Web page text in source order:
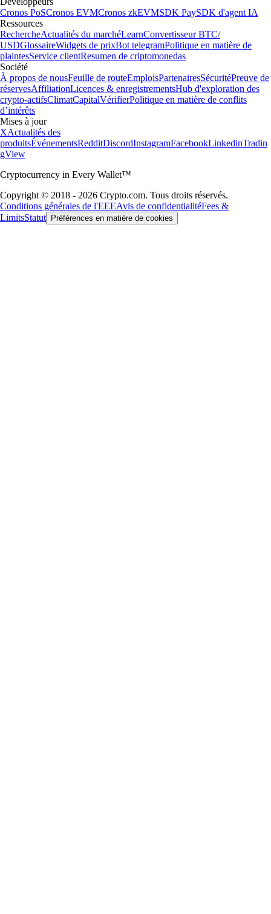
Cronos PoSCronos EVMCronos zkEVMSDK PaySDK d'agent IA
Ressources
RechercheActualités du marchéLearnConvertisseur BTC/
USDGlossaireWidgets de prixBot telegramPolitique en matière de
plaintesService clientResumen de criptomonedas
Société
À propos de nousFeuille de routeEmploisPartenairesSécuritéPreuve de
réservesAffiliationLicences & enregistrementsHub d'exploration des
crypto-actifsClimatCapitalVérifierPolitique en matière de conflits
d’intérêts
Mises à jour
XActualités des
produitsÉvénementsRedditDiscordInstagramFacebookLinkedinTradin
gView
Cryptocurrency in Every Wallet™
Copyright © 2018 - 2026 Crypto.com. Tous droits réservés.
Conditions générales de l'EEEAvis de confidentialitéFees &
LimitsStatut Préférences en matière de cookies